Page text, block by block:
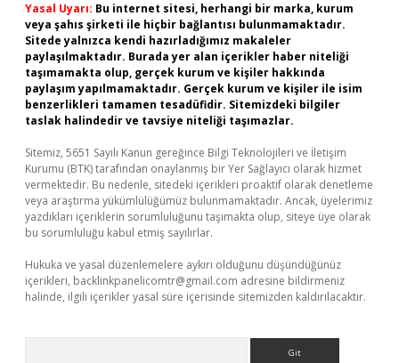
Yasal Uyarı: Bu internet sitesi, herhangi bir marka, kurum
veya şahıs şirketi ile hiçbir bağlantısı bulunmamaktadır.
Sitede yalnızca kendi hazırladığımız makaleler
paylaşılmaktadır. Burada yer alan içerikler haber niteliği
taşımamakta olup, gerçek kurum ve kişiler hakkında
paylaşım yapılmamaktadır. Gerçek kurum ve kişiler ile isim
benzerlikleri tamamen tesadüfidir. Sitemizdeki bilgiler
taslak halindedir ve tavsiye niteliği taşımazlar.
Sitemiz, 5651 Sayılı Kanun gereğince Bilgi Teknolojileri ve İletişim
Kurumu (BTK) tarafından onaylanmış bir Yer Sağlayıcı olarak hizmet
vermektedir. Bu nedenle, sitedeki içerikleri proaktif olarak denetleme
veya araştırma yükümlülüğümüz bulunmamaktadır. Ancak, üyelerimiz
yazdıkları içeriklerin sorumluluğunu taşımakta olup, siteye üye olarak
bu sorumluluğu kabul etmiş sayılırlar.
Hukuka ve yasal düzenlemelere aykırı olduğunu düşündüğünüz
içerikleri, backlinkpanelicomtr@gmail.com adresine bildirmeniz
halinde, ilgili içerikler yasal süre içerisinde sitemizden kaldırılacaktır.